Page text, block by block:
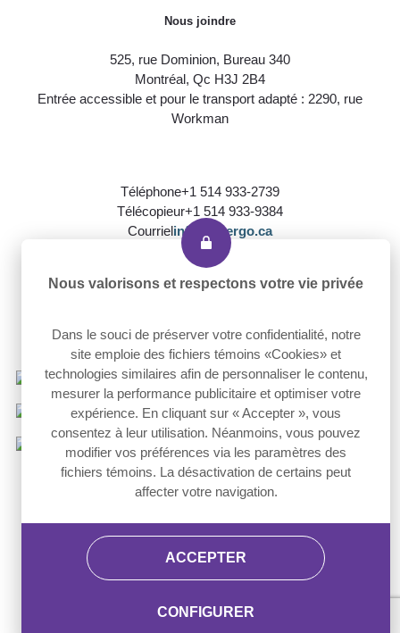
Nous joindre
525, rue Dominion, Bureau 340
Montréal, Qc H3J 2B4
Entrée accessible et pour le transport adapté : 2290, rue
Workman
Téléphone+1 514 933-2739
Télécopieur+1 514 933-9384
Courrielinfo@altergo.ca
Nous suivre
Facebook
LinkedIn
Instagram
Accessibilité Plan du site
Nous valorisons et respectons votre vie privée
Dans le souci de préserver votre confidentialité, notre
site emploie des fichiers témoins «Cookies» et
technologies similaires afin de personnaliser le contenu,
mesurer la performance publicitaire et optimiser votre
expérience. En cliquant sur « Accepter », vous
consentez à leur utilisation. Néanmoins, vous pouvez
modifier vos préférences via les paramètres des
fichiers témoins. La désactivation de certains peut
affecter votre navigation.
CONFIGURER
ACCEPTER